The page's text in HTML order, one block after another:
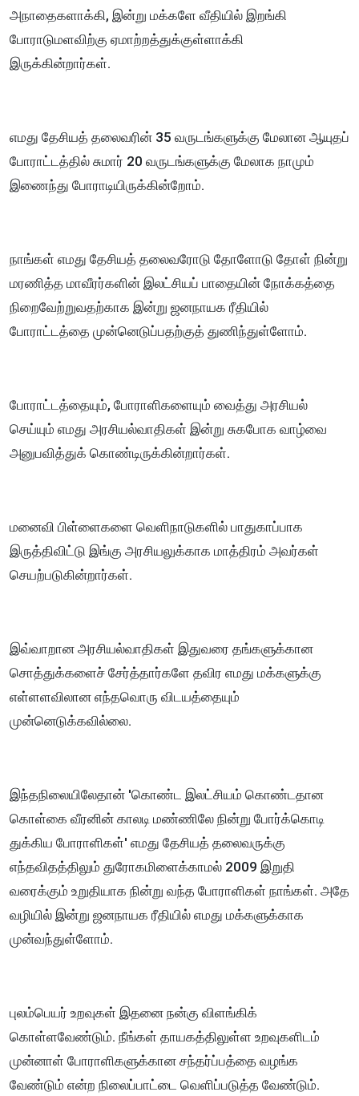
அநாதைகளாக்கி, இன்று மக்களே வீதியில் இறங்கி
போராடுமளவிற்கு ஏமாற்றத்துக்குள்ளாக்கி
இருக்கின்றார்கள்.
எமது தேசியத் தலைவரின் 35 வருடங்களுக்கு மேலான ஆயுதப்
போராட்டத்தில் சுமார் 20 வருடங்களுக்கு மேலாக நாமும்
இணைந்து போராடியிருக்கின்றோம்.
நாங்கள் எமது தேசியத் தலைவரோடு தோளோடு தோள் நின்று
மரணித்த மாவீரர்களின் இலட்சியப் பாதையின் நோக்கத்தை
நிறைவேற்றுவதற்காக இன்று ஜனநாயக ரீதியில்
போராட்டத்தை முன்னெடுப்பதற்குத் துணிந்துள்ளோம்.
போராட்டத்தையும், போராளிகளையும் வைத்து அரசியல்
செய்யும் எமது அரசியல்வாதிகள் இன்று சுகபோக வாழ்வை
அனுபவித்துக் கொண்டிருக்கின்றார்கள்.
மனைவி பிள்ளைகளை வெளிநாடுகளில் பாதுகாப்பாக
இருத்திவிட்டு இங்கு அரசியலுக்காக மாத்திரம் அவர்கள்
செயற்படுகின்றார்கள்.
இவ்வாறான அரசியல்வாதிகள் இதுவரை தங்களுக்கான
சொத்துக்களைச் சேர்த்தார்களே தவிர எமது மக்களுக்கு
எள்ளளவிலான எந்தவொரு விடயத்தையும்
முன்னெடுக்கவில்லை.
இந்தநிலையிலேதான் 'கொண்ட இலட்சியம் கொண்டதான
கொள்கை வீரனின் காலடி மண்ணிலே நின்று போர்க்கொடி
துக்கிய போராளிகள்' எமது தேசியத் தலைவருக்கு
எந்தவிதத்திலும் துரோகமிளைக்காமல் 2009 இறுதி
வரைக்கும் உறுதியாக நின்று வந்த போராளிகள் நாங்கள். அதே
வழியில் இன்று ஜனநாயக ரீதியில் எமது மக்களுக்காக
முன்வந்துள்ளோம்.
புலம்பெயர் உறவுகள் இதனை நன்கு விளங்கிக்
கொள்ளவேண்டும். நீங்கள் தாயகத்திலுள்ள உறவுகளிடம்
முன்னாள் போராளிகளுக்கான சந்தர்ப்பத்தை வழங்க
வேண்டும் என்ற நிலைப்பாட்டை வெளிப்படுத்த வேண்டும்.